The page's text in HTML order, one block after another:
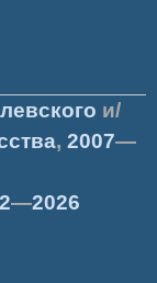
и/
, 2007—
—2026